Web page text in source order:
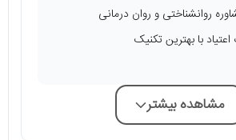
روانشناختی و روان درمانی
با بهترین تکنیک
مشاهده بیشتر